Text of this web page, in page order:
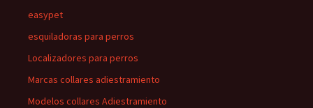
easypet
esquiladoras para perros
Localizadores para perros
Marcas collares adiestramiento
Modelos collares Adiestramiento